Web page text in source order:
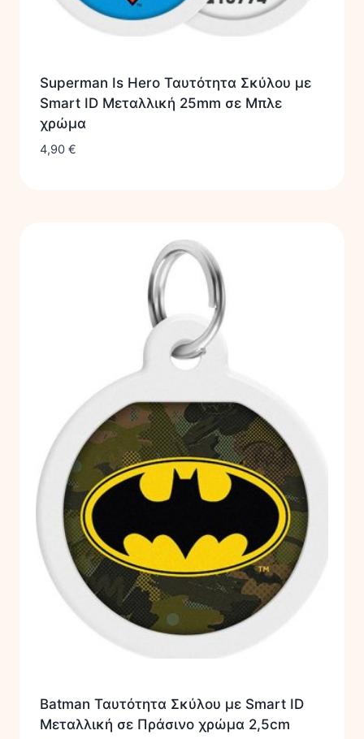
Superman Is Hero Ταυτότητα Σκύλου με
Smart ID Μεταλλική 25mm σε Μπλε
χρώμα
4,90 €
Batman Ταυτότητα Σκύλου με Smart ID
Μεταλλική σε Πράσινο χρώμα 2,5cm